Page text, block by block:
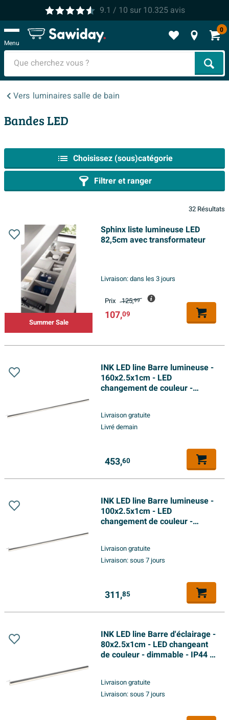
9.1 / 10 sur 10.325avis
Menu
0
Vers luminaires salle de bain
Bandes LED
Choisissez (sous)catégorie
Filtrer et ranger
32 Résultats
Summer Sale
Sphinx liste lumineuse LED
82,5cm avec transformateur
Livraison:dans les 3 jours
Prix 125,99
107,09
INK LED line Barre lumineuse -
160x2.5x1cm - LED
changement de couleur -
Argent
Livraison gratuite
Livré demain
453,60
INK LED line Barre lumineuse -
100x2.5x1cm - LED
changement de couleur -
Argent
Livraison gratuite
Livraison:sous 7 jours
311,85
INK LED line Barre d'éclairage -
80x2.5x1cm - LED changeant
de couleur - dimmable - IP44 -
Livraison gratuite
Livraison:sous 7 jours